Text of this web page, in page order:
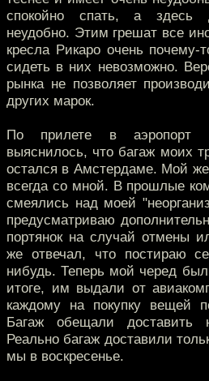
спокойно спать, а здесь
неудобно. Этим грешат все
кресла Рикаро очень почему-
сидеть в них невозможно.
рынка не позволяет
других марок.
По прилете в аэропорт
выяснилось, что багаж моих
остался в Амстердаме. Мой
всегда со мной. В прошлые
смеялись над моей
предусматриваю
портянок на случай отмены
же отвечал, что постираю
нибудь. Теперь мой черед
итоге, им выдали от
каждому на покупку вещей
Багаж обещали
Реально багаж доставили
мы в воскресенье.